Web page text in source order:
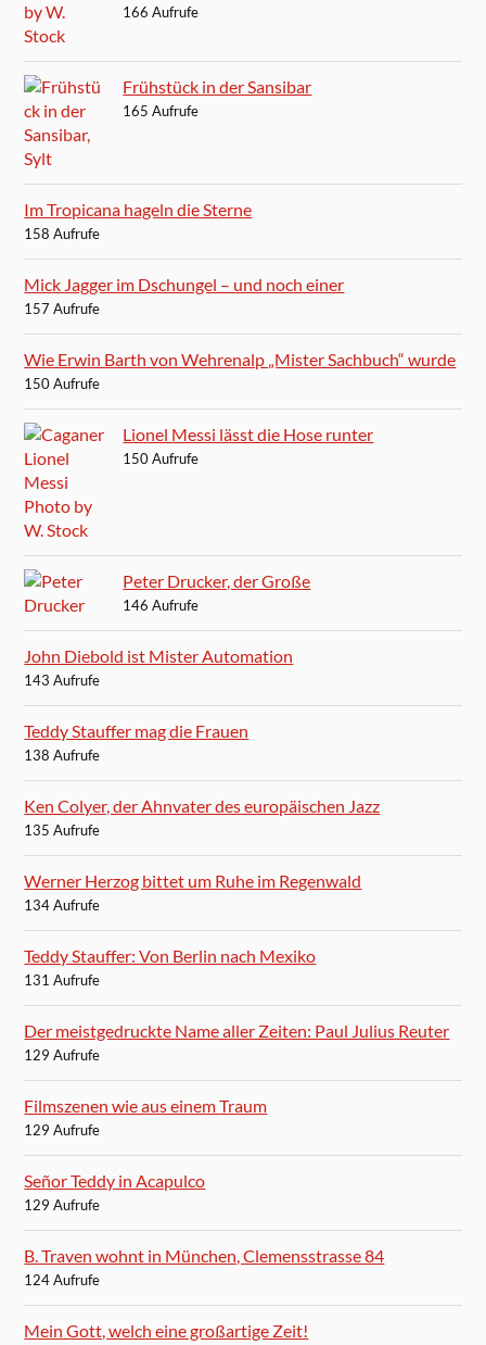
166 Aufrufe
Frühstück in der Sansibar
165 Aufrufe
Im Tropicana hageln die Sterne
158 Aufrufe
Mick Jagger im Dschungel – und noch einer
157 Aufrufe
Wie Erwin Barth von Wehrenalp „Mister Sachbuch“ wurde
150 Aufrufe
Lionel Messi lässt die Hose runter
150 Aufrufe
Peter Drucker, der Große
146 Aufrufe
John Diebold ist Mister Automation
143 Aufrufe
Teddy Stauffer mag die Frauen
138 Aufrufe
Ken Colyer, der Ahnvater des europäischen Jazz
135 Aufrufe
Werner Herzog bittet um Ruhe im Regenwald
134 Aufrufe
Teddy Stauffer: Von Berlin nach Mexiko
131 Aufrufe
Der meistgedruckte Name aller Zeiten: Paul Julius Reuter
129 Aufrufe
Filmszenen wie aus einem Traum
129 Aufrufe
Señor Teddy in Acapulco
129 Aufrufe
B. Traven wohnt in München, Clemensstrasse 84
124 Aufrufe
Mein Gott, welch eine großartige Zeit!